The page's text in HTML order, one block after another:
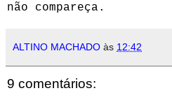
não compareça.
ALTINO MACHADO às 12:42
9 comentários: